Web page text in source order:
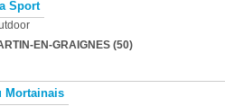
Sport
EN-GRAIGNES (50)
Mortainais